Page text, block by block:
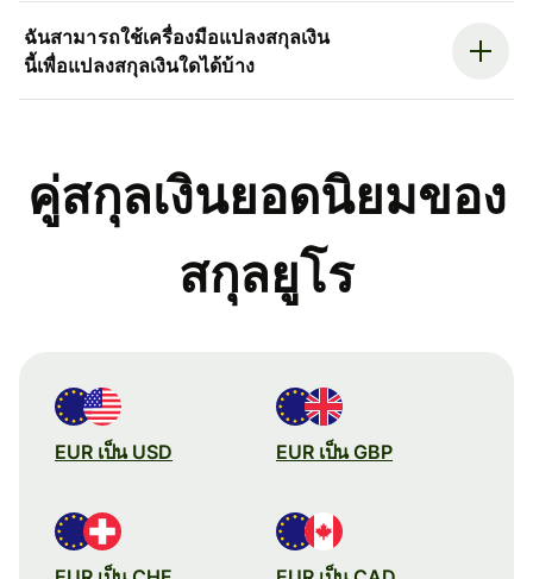
ฉันสามารถใช้เครื่องมือแปลงสกุลเงิน
นี้เพื่อแปลงสกุลเงินใดได้บ้าง
คู่สกุลเงินยอดนิยมของ
สกุลยูโร
EUR เป็น USD EUR เป็น GBP